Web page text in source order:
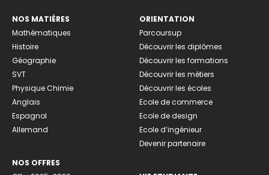
NOS MATIÈRES
Mathématiques
Histoire
Géographie
SVT
Physique Chimie
Anglais
Espagnol
Allemand
NOS OFFRES
ORIENTATION
Parcoursup
Découvrir les diplômes
Découvrir les formations
Découvrir les métiers
Découvrir les écoles
Ecole de commerce
Ecole de design
Ecole d’ingénieur
Devenir partenaire